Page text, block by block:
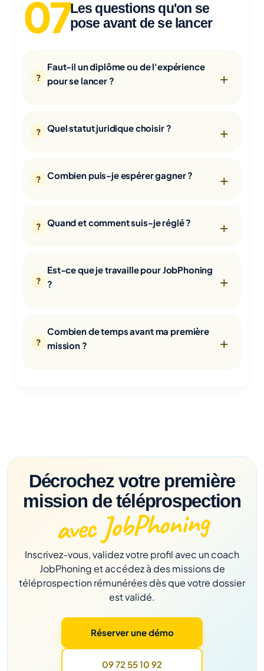
Les questions qu'on se
pose avant de se lancer
Faut-il un diplôme ou de l'expérience
pour se lancer ?
Quel statut juridique choisir ?
Combien puis-je espérer gagner ?
Quand et comment suis-je réglé ?
Est-ce que je travaille pour JobPhoning
?
Combien de temps avant ma première
mission ?
Décrochez votre première
mission de téléprospection
avec JobPhoning
Inscrivez-vous, validez votre profil avec un coach
JobPhoning et accédez à des missions de
téléprospection rémunérées dès que votre dossier
est validé.
Réserver une démo
09 72 55 10 92